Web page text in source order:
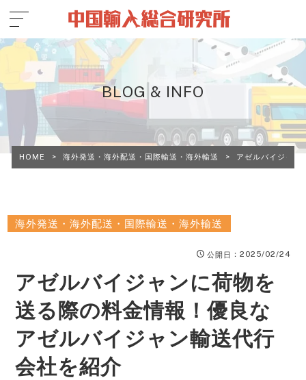
BLOG & INFO
HOME > 海外発送・海外配送・国際輸送・海外輸送 > アゼルバイジャン
海外発送・海外配送・国際輸送・海外輸送
公開日 ：2025/02/24
アゼルバイジャンに荷物を
送る際の料金情報！優良な
アゼルバイジャン輸送代行
会社を紹介